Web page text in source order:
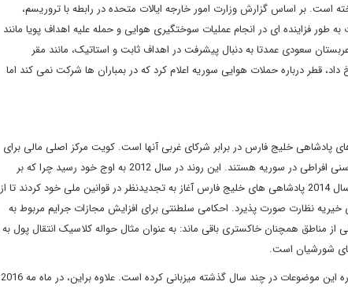
است. بر اساس گزارش وزارت امور خارجه ایالات متحده در رابطه با تروریسم،
طور فزاینده ای در انجام عملیات سوختگیری هوایی و حمله علیه اهداف پویا مانند
سعودی عمدتا به دنبال پیشرفت در اهداف ثابت و استاتیک، مانند مقر
قطر درباره حملات هوایی سوریه اعلام کرد که در بمباران ها شرکت نمی کند اما
خلیج فارس در برابر شرکای غربی آنها است. کویت مرکز اصلی مالی برای
افراد یا موسسات خیریه ای به حساب می آید که مایل به حمایت شبه نظامیان سنی افراطی در سوریه هستند. این روند در سال 2012 به اوج خود رسید چرا که بر
اساس مقررات آزادی مالی در آن زمان این مساله به راحتی امکان پذیر بود. از سال 2014 پادشاهی های خلیج فارس آغاز به تجدیدنظر در قوانین ملی خود کردند تا از
نظارت صورت پذیرد. احکامی سلطنتی برای افزایش مجازات جرایم مربوط به
مناطق همچنان خاکستری باقی ماند: به عنوان مثال حواله کلاسیک انتقال پول به
شورشیان است.
بحرین، مرکز مالی منطقه ای، چند کنفرانس و کارگاه آموزشی بین المللی را درباره این موضوعات در چند سال گذشته میزبانی کرده است. علاوه براین، در ماه مه 2016